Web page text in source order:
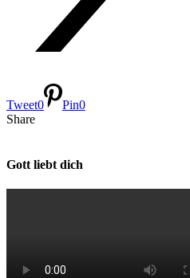
Tweet0 Pin0
Share
Gott liebt dich